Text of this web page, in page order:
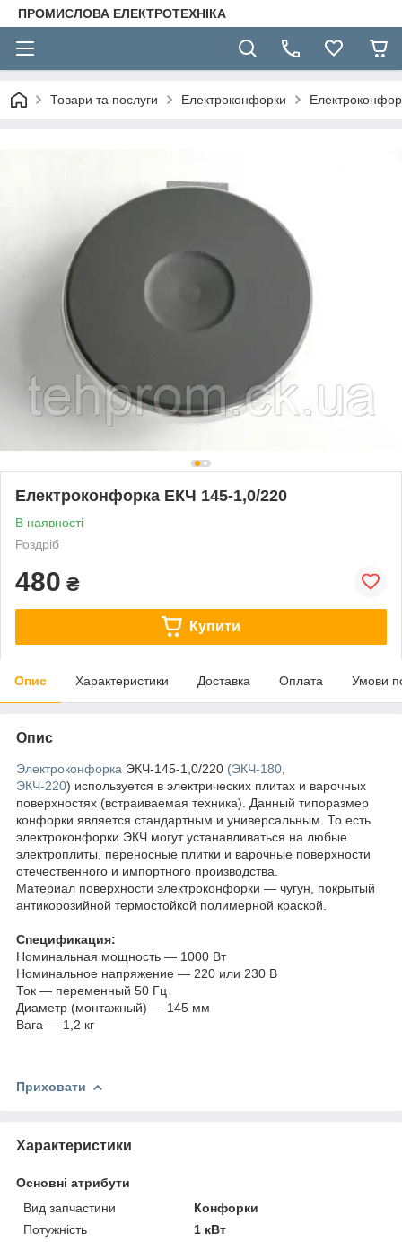
ПРОМИСЛОВА ЕЛЕКТРОТЕХНІКА
Товари та послуги Електроконфорки
Електроконфорка ЕКЧ 145-1,0/220
В наявності
Роздріб
480 ₴
Купити
Опис Характеристики Доставка Оплата Умови
Опис
Электроконфорка ЭКЧ-145-1,0/220 (ЭКЧ-180
ЭКЧ-220) используется в электрических плитах и варочных
поверхностях (встраиваемая техника). Данный типоразмер
конфорки является стандартным и универсальным. То есть
электроконфорки ЭКЧ могут устанавливаться на любые
электроплиты, переносные плитки и варочные поверхности
отечественного и импортного производства.
Материал поверхности электроконфорки — чугун, покрытый
антикорозийной термостойкой полимерной краской.
Спецификация:
Номинальная мощность — 1000 Вт
Номинальное напряжение — 220 или 230 В
Ток — переменный 50 Гц
Диаметр (монтажный) — 145 мм
Вага — 1,2 кг
Приховати
Характеристики
Основні атрибути
Вид запчастини
Конфорки
Потужність
1 кВт